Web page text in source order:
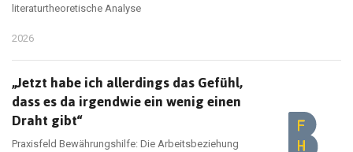
literaturtheoretische Analyse
2026
„Jetzt habe ich allerdings das Gefühl,
dass es da irgendwie ein wenig einen
Draht gibt“
Praxisfeld Bewährungshilfe: Die Arbeitsbeziehung